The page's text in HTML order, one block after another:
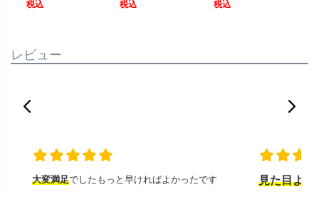
税込 税込 税込
レビュー
大変満足でしたもっと早ければよかったです 見た目より